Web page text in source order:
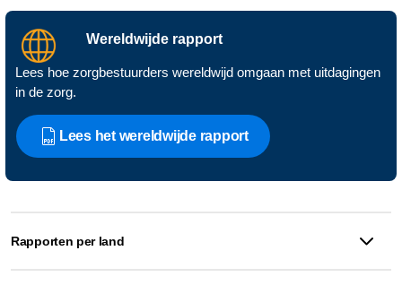
Wereldwijde rapport
Lees hoe zorgbestuurders wereldwijd omgaan met uitdagingen
in de zorg.
Lees het wereldwijde rapport
Rapporten per land